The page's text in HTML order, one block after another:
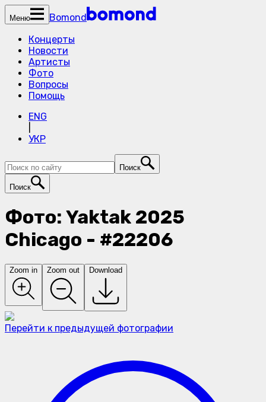
Меню
Bomond
Концерты
Новости
Артисты
Фото
Вопросы
Помощь
ENG
УКР
Поиск
Поиск
Фото: Yaktak 2025
Chicago - #22206
Zoom in Zoom out Download
Перейти к предыдущей фотографии